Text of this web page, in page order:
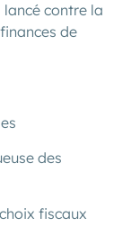
contre la
de
des
fiscaux